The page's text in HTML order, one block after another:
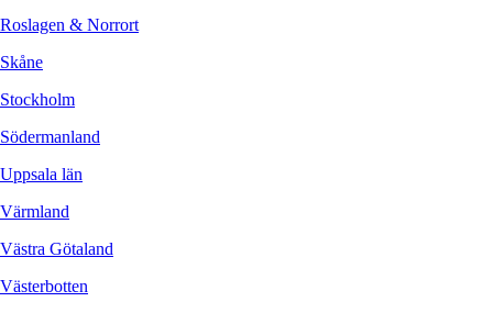
Roslagen & Norrort
Skåne
Stockholm
Södermanland
Uppsala län
Värmland
Västra Götaland
Västerbotten